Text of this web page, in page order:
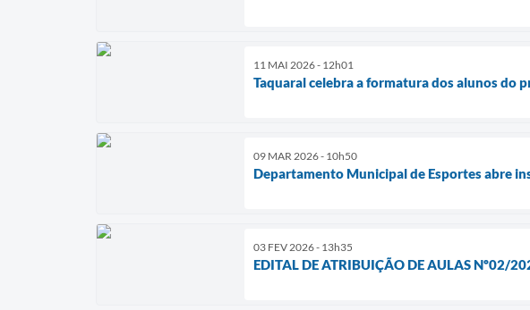
11 MAI 2026 - 12h01
Taquaral celebra a formatura dos alunos do
09 MAR 2026 - 10h50
Departamento Municipal de Esportes abre
03 FEV 2026 - 13h35
EDITAL DE ATRIBUIÇÃO DE AULAS Nº02/